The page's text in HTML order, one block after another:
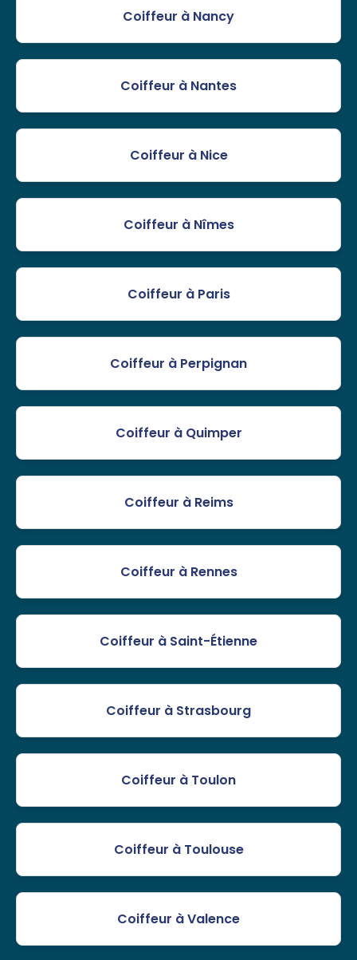
Coiffeur à Nancy
Coiffeur à Nantes
Coiffeur à Nice
Coiffeur à Nîmes
Coiffeur à Paris
Coiffeur à Perpignan
Coiffeur à Quimper
Coiffeur à Reims
Coiffeur à Rennes
Coiffeur à Saint-Étienne
Coiffeur à Strasbourg
Coiffeur à Toulon
Coiffeur à Toulouse
Coiffeur à Valence